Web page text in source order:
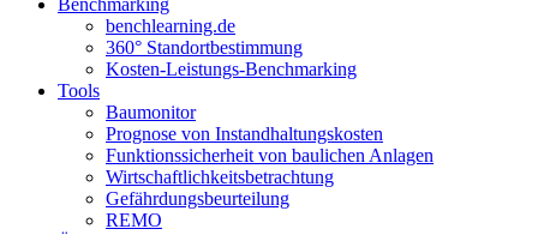
Benchmarking
benchlearning.de
360° Standortbestimmung
Kosten-Leistungs-Benchmarking
Tools
Baumonitor
Prognose von Instandhaltungskosten
Funktionssicherheit von baulichen Anlagen
Wirtschaftlichkeitsbetrachtung
Gefährdungsbeurteilung
REMO